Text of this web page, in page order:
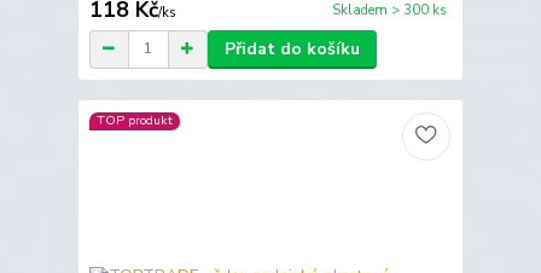
118 Kč/ks Skladem > 300 ks
Přidat do košíku
TOP produkt